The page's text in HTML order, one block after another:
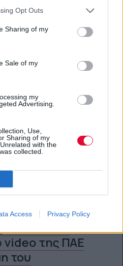
Opt Outs
Sharing of my
Sale of my
my
Advertising.
Use,
Sharing of my
with the
collected.
Access Privacy Policy
video της ΠΑΕ
του